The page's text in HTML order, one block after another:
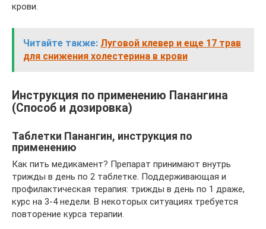
крови.
Читайте также: Луговой клевер и еще 17 трав
для снижения холестерина в крови
Инструкция по применению Панангина
(Способ и дозировка)
Таблетки Панангин, инструкция по
применению
Как пить медикамент? Препарат принимают внутрь
трижды в день по 2 таблетке. Поддерживающая и
профилактическая терапия: трижды в день по 1 драже,
курс на 3-4 недели. В некоторых ситуациях требуется
повторение курса терапии.